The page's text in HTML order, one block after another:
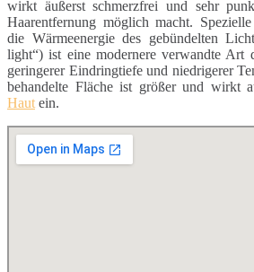
wirkt äußerst schmerzfrei und sehr
Haarentfernung möglich macht.
die Wärmeenergie des gebündelten
light“) ist eine modernere verwandte Art
geringerer Eindringtiefe und niedrigerer
behandelte Fläche ist größer und wirkt
Hautein.